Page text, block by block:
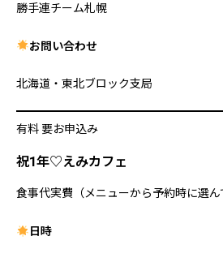
勝手連チーム札幌
お問い合わせ
北海道・東北ブロック支局
有料 要お申込み
祝1年♡えみカフェ
食事代実費（メニューから予約時に選ん
日時